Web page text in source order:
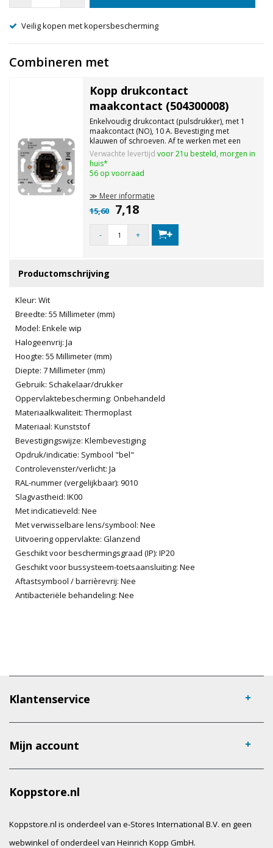
Veilig kopen met kopersbescherming
Combineren met
Kopp drukcontact
maakcontact (504300008)
Enkelvoudig drukcontact (pulsdrukker), met 1
maakcontact (NO), 10 A. Bevestiging met
klauwen of schroeven. Af te werken met een
schakelwip en een afdekraam.
Verwachte levertijd voor 21u besteld, morgen in
huis*
56 op voorraad
≫ Meer informatie
15,60 7,18
- +
Productomschrijving
Kleur: Wit
Breedte: 55 Millimeter (mm)
Model: Enkele wip
Halogeenvrij: Ja
Hoogte: 55 Millimeter (mm)
Diepte: 7 Millimeter (mm)
Gebruik: Schakelaar/drukker
Oppervlaktebescherming: Onbehandeld
Materiaalkwaliteit: Thermoplast
Materiaal: Kunststof
Bevestigingswijze: Klembevestiging
Opdruk/indicatie: Symbool "bel"
Controlevenster/verlicht: Ja
RAL-nummer (vergelijkbaar): 9010
Slagvastheid: IK00
Met indicatieveld: Nee
Met verwisselbare lens/symbool: Nee
Uitvoering oppervlakte: Glanzend
Geschikt voor beschermingsgraad (IP): IP20
Geschikt voor bussysteem-toetsaansluiting: Nee
Aftastsymbool / barrièrevrij: Nee
Antibacteriële behandeling: Nee
Klantenservice
Mijn account
Koppstore.nl
Koppstore.nl is onderdeel van e-Stores International B.V. en geen
webwinkel of onderdeel van Heinrich Kopp GmbH.